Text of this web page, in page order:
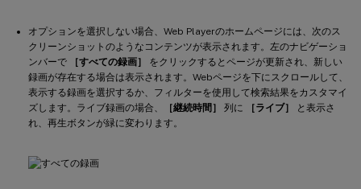
オプションを選択しない場合、Web Playerのホームページには、次のス
クリーンショットのようなコンテンツが表示されます。左のナビゲーショ
ンバーで
［すべての録画］
をクリックするとページが更新され、新しい
録画が存在する場合は表示されます。Webページを下にスクロールして、
表示する録画を選択するか、フィルターを使用して検索結果をカスタマイ
ズします。ライブ録画の場合、
［継続時間］ 列に ［ライブ］
と表示さ
れ、再生ボタンが緑に変わります。